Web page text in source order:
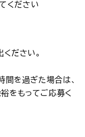
ください
ください。
を過ぎた場合は、
をもってご応募く